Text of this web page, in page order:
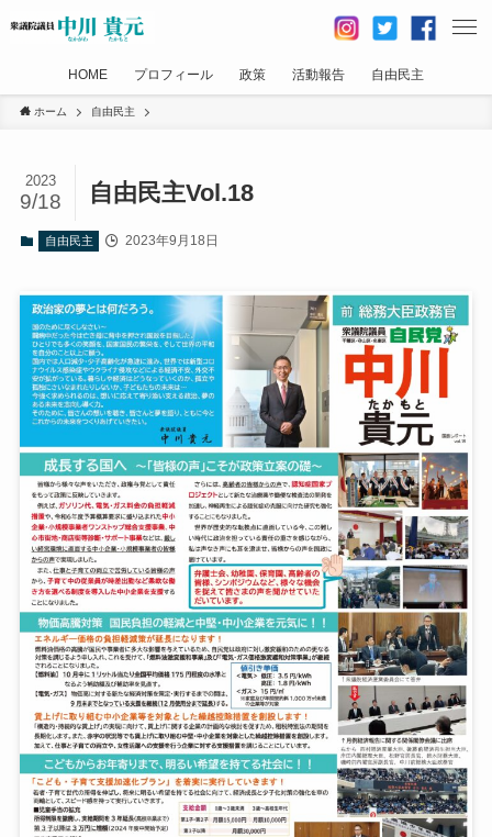
HOME プロフィール 政策 活動報告 自由民主
ホーム 自由民主
自由民主Vol.18
2023
9/18
自由民主 2023年9月18日